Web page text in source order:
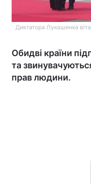
Диктатора Лукашенка
Обидві країни
та
прав людини.